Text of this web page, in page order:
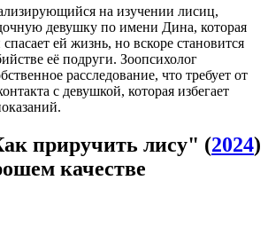
на изучении лисиц,
девушку по имени Дина, которая
ей жизнь, но вскоре становится
её подруги. Зоопсихолог
расследование, что требует от
с девушкой, которая избегает
приручить лису" (2024)
качестве